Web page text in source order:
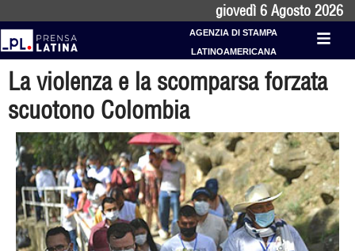
giovedì 6 Agosto 2026
AGENZIA DI STAMPA
LATINOAMERICANA
La violenza e la scomparsa forzata
scuotono Colombia